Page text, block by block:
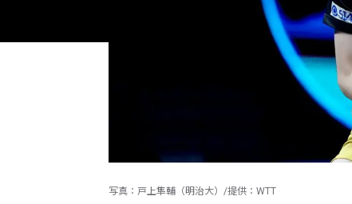
写真：戸上隼輔（明治大）/提供：WTT